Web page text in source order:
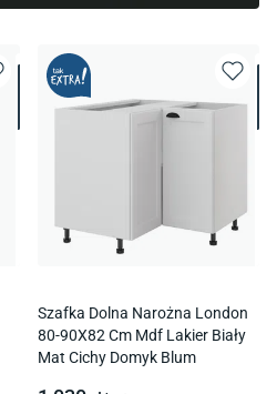
Szafka Dolna Narożna London
80-90X82 Cm Mdf Lakier Biały
Mat Cichy Domyk Blum